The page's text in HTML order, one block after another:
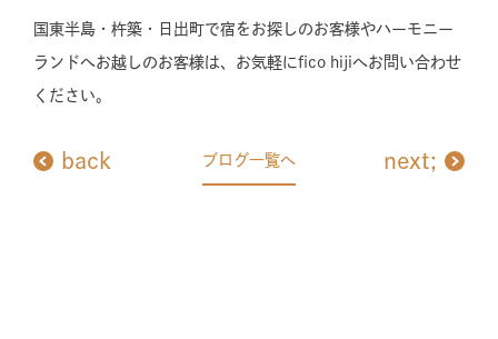
国東半島・杵築・日出町で宿をお探しのお客様やハーモニー
ランドへお越しのお客様は、お気軽にfico hijiへお問い合わせ
ください。
back ブログ一覧へ next;